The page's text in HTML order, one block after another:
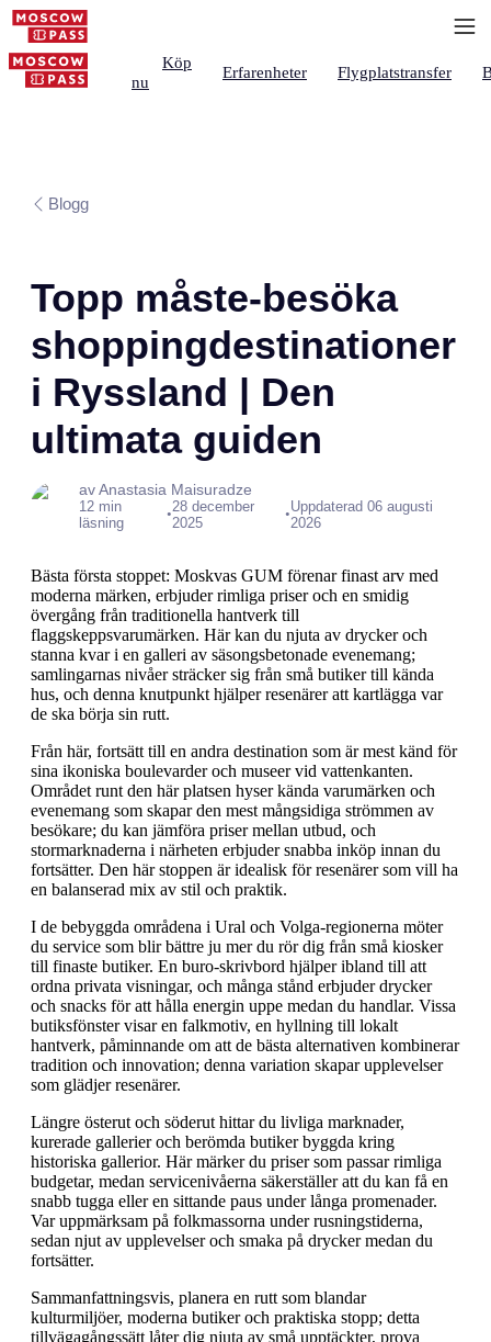
Köp
nu
Erfarenheter Flygplatstransfer
Blogg
Topp måste-besöka
shoppingdestinationer
i Ryssland | Den
ultimata guiden
av Anastasia Maisuradze
12 min
läsning
•28 december
2025
•Uppdaterad 06 augusti
2026
Bästa första stoppet: Moskvas GUM förenar finast arv med
moderna märken, erbjuder rimliga priser och en smidig
övergång från traditionella hantverk till
flaggskeppsvarumärken. Här kan du njuta av drycker och
stanna kvar i en galleri av säsongsbetonade evenemang;
samlingarnas nivåer sträcker sig från små butiker till kända
hus, och denna knutpunkt hjälper resenärer att kartlägga var
de ska börja sin rutt.
Från här, fortsätt till en andra destination som är mest känd för
sina ikoniska boulevarder och museer vid vattenkanten.
Området runt den här platsen hyser kända varumärken och
evenemang som skapar den mest mångsidiga strömmen av
besökare; du kan jämföra priser mellan utbud, och
stormarknaderna i närheten erbjuder snabba inköp innan du
fortsätter. Den här stoppen är idealisk för resenärer som vill ha
en balanserad mix av stil och praktik.
I de bebyggda områdena i Ural och Volga-regionerna möter
du service som blir bättre ju mer du rör dig från små kiosker
till finaste butiker. En buro-skrivbord hjälper ibland till att
ordna privata visningar, och många stånd erbjuder drycker
och snacks för att hålla energin uppe medan du handlar. Vissa
butiksfönster visar en falkmotiv, en hyllning till lokalt
hantverk, påminnande om att de bästa alternativen kombinerar
tradition och innovation; denna variation skapar upplevelser
som glädjer resenärer.
Längre österut och söderut hittar du livliga marknader,
kurerade gallerier och berömda butiker byggda kring
historiska gallerior. Här märker du priser som passar rimliga
budgetar, medan servicenivåerna säkerställer att du kan få en
snabb tugga eller en sittande paus under långa promenader.
Var uppmärksam på folkmassorna under rusningstiderna,
sedan njut av upplevelser och smaka på drycker medan du
fortsätter.
Sammanfattningsvis, planera en rutt som blandar
kulturmiljöer, moderna butiker och praktiska stopp; detta
tillvägagångssätt låter dig njuta av små upptäckter, prova